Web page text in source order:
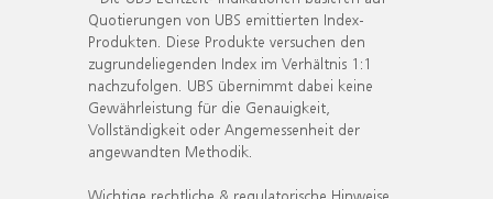
Quotierungen von UBS emittierten Index-
Produkten. Diese Produkte versuchen den
zugrundeliegenden Index im Verhältnis 1:1
nachzufolgen. UBS übernimmt dabei keine
Gewährleistung für die Genauigkeit,
Vollständigkeit oder Angemessenheit der
angewandten Methodik.